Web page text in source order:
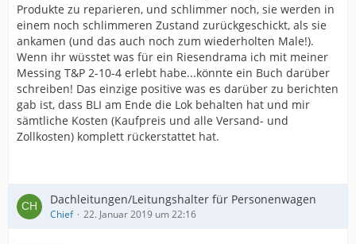
Produkte zu reparieren, und schlimmer noch, sie werden in
einem noch schlimmeren Zustand zurückgeschickt, als sie
ankamen (und das auch noch zum wiederholten Male!).
Wenn ihr wüsstet was für ein Riesendrama ich mit meiner
Messing T&P 2-10-4 erlebt habe...könnte ein Buch darüber
schreiben! Das einzige positive was es darüber zu berichten
gab ist, dass BLI am Ende die Lok behalten hat und mir
sämtliche Kosten (Kaufpreis und alle Versand- und
Zollkosten) komplett rückerstattet hat.
Dachleitungen/Leitungshalter für Personenwagen
Chief 22. Januar 2019 um 22:16